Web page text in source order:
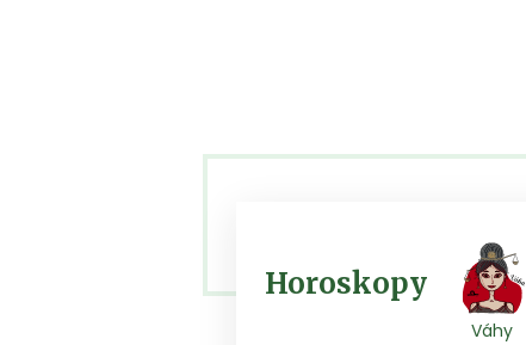
Horoskopy
Váhy